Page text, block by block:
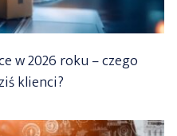
w 2026 roku – czego
klienci?